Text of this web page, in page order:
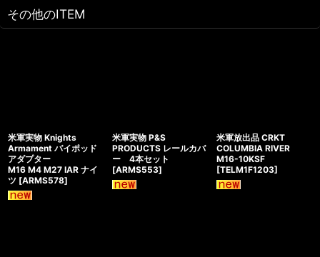
その他のITEM
米軍実物 Knights
Armament バイポッド
アダプター
M16 M4 M27 IAR ナイ
ツ [ARMS578]
米軍実物 P&S
PRODUCTS レールカバ
ー 4本セット
[ARMS553]
米軍放出品 CRKT
COLUMBIA RIVER
M16-10KSF
[TELM1F1203]